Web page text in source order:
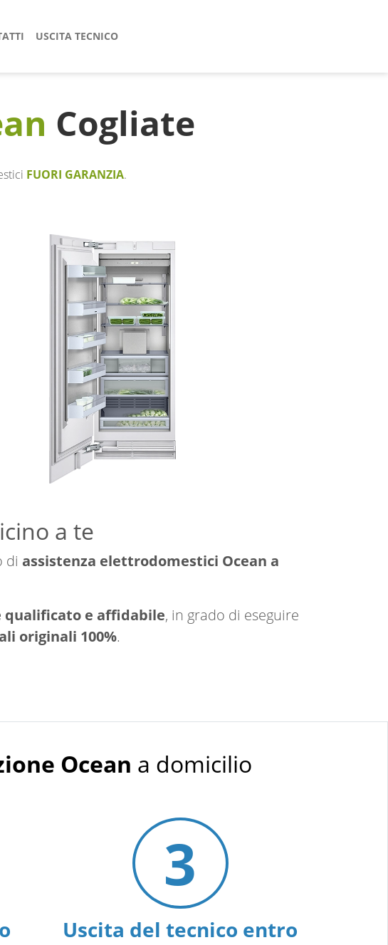
USCITA TECNICO
Cogliate
FUORI GARANZIA.
a te
di assistenza elettrodomestici Ocean a
e affidabile, in grado di eseguire
originali 100%.
Ocean a domicilio
3
Uscita del tecnico entro